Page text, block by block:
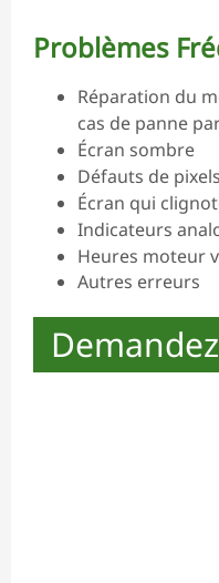
Problèmes
Réparation du
cas de panne
Écran sombre
Défauts de pixels
Écran qui
Indicateurs
Heures moteur
Autres erreurs